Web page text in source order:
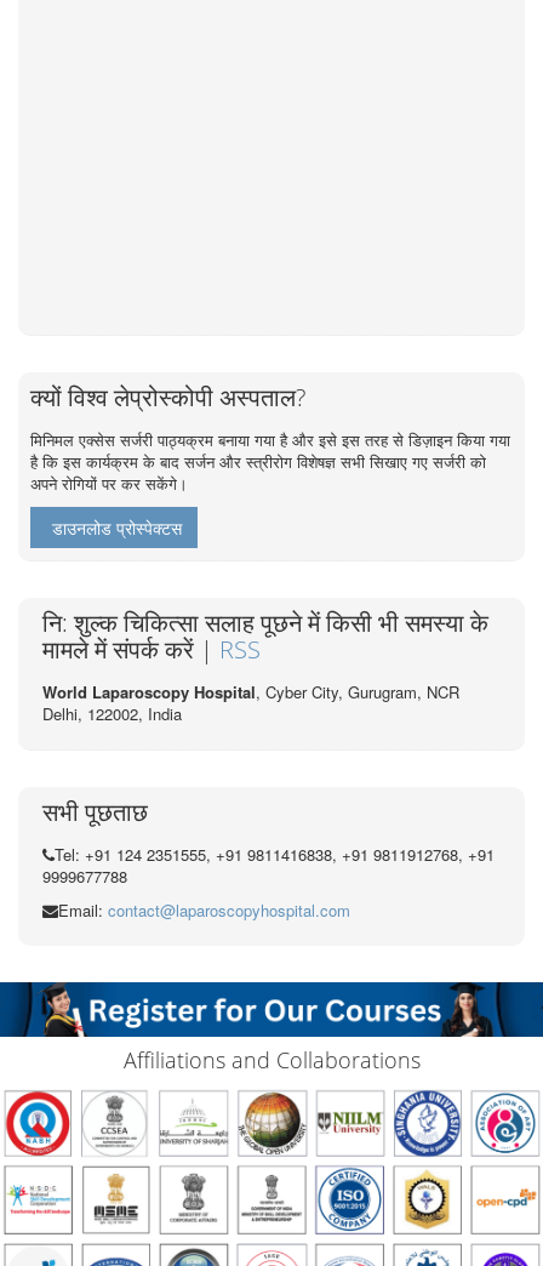
क्यों विश्व लेप्रोस्कोपी अस्पताल?
मिनिमल एक्सेस सर्जरी पाठ्यक्रम बनाया गया है और इसे इस तरह से डिज़ाइन किया गया
है कि इस कार्यक्रम के बाद सर्जन और स्त्रीरोग विशेषज्ञ सभी सिखाए गए सर्जरी को
अपने रोगियों पर कर सकेंगे।
डाउनलोड प्रोस्पेक्टस
नि: शुल्क चिकित्सा सलाह पूछने में किसी भी समस्या के
मामले में संपर्क करें | RSS
World Laparoscopy Hospital, Cyber City, Gurugram, NCR
Delhi, 122002, India
सभी पूछताछ
Tel: +91 124 2351555, +91 9811416838, +91 9811912768, +91
9999677788
Email: contact@laparoscopyhospital.com
Affiliations and Collaborations